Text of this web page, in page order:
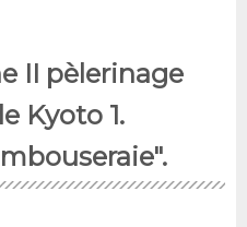
II pèlerinage
Kyoto 1.